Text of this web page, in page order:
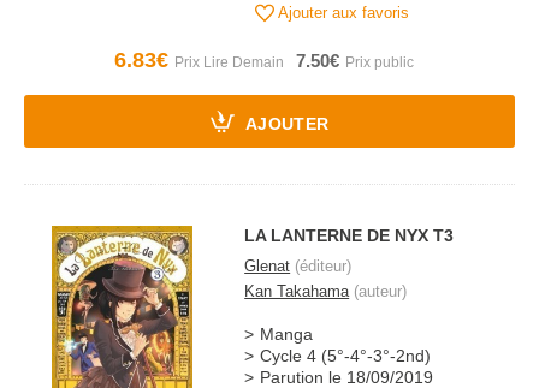
Ajouter aux favoris
6.83€ 7.50€
AJOUTER
LA LANTERNE DE NYX T3
Glenat (éditeur)
Kan Takahama(auteur)
Manga
Cycle 4 (5°-4°-3°-2nd)
Parution le 18/09/2019